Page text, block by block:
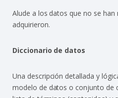
Alude a los datos que no se
adquirieron.
Diccionario de datos
Una descripción detallada y
modelo de datos o conjunto de